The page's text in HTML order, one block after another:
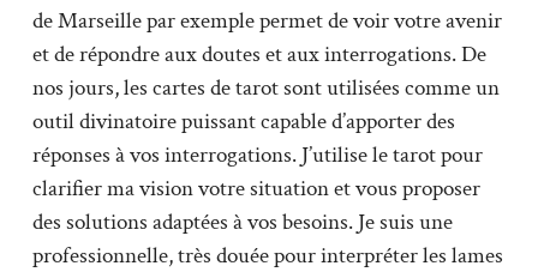
de Marseille par exemple permet de voir votre avenir
et de répondre aux doutes et aux interrogations. De
nos jours, les cartes de tarot sont utilisées comme un
outil divinatoire puissant capable d’apporter des
réponses à vos interrogations. J’utilise le tarot pour
clarifier ma vision votre situation et vous proposer
des solutions adaptées à vos besoins. Je suis une
professionnelle, très douée pour interpréter les lames